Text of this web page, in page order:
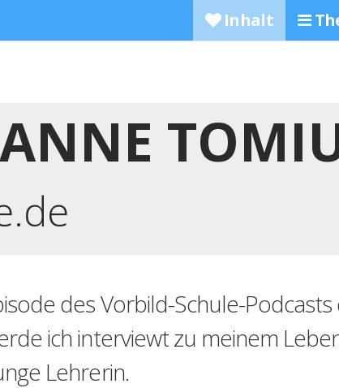
Inhalt
des Vorbild-Schule-
ich interviewt zu meinem
Lehrerin.